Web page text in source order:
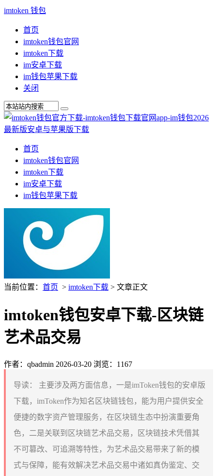
imtoken 钱包
首页
imtoken钱包官网
imtoken下载
im安卓下载
im钱包苹果下载
关闭
首页
imtoken钱包官网
imtoken下载
im安卓下载
im钱包苹果下载
当前位置： 首页 > imtoken下载 > 文章正文
imtoken钱包安卓下载-区块链
艺术品交易
作者：qbadmin 2026-03-20 浏览：1167
导读：
主要涉及两方面信息，一是imToken钱包的安卓版
下载，imToken作为知名区块链钱包，能为用户提供安全
便捷的数字资产管理服务，在区块链生态中扮演重要角
色，二是关联到区块链艺术品交易，区块链技术凭借其
不可篡改、可追溯等特性，为艺术品交易带来了新的模
式与保障，能有效解决艺术品交易中诸如真伪鉴定、交